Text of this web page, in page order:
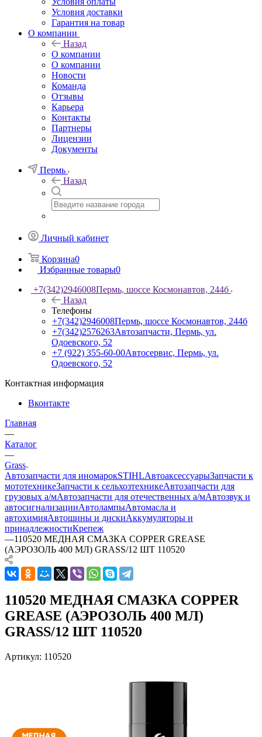
Условия доставки
Гарантия на товар
О компании
Назад
О компании
О компании
Новости
Команда
Отзывы
Карьера
Контакты
Партнеры
Лицензии
Документы
Пермь
Назад
Личный кабинет
Корзина0
Избранные товары0
+7(342)2946008Пермь, шоссе Космонавтов, 244б
Назад
Телефоны
+7(342)2946008Пермь, шоссе Космонавтов, 244б
+7(342)2576263Автозапчасти, Пермь, ул.
Одоевского, 52
+7 (922) 355-60-00Автосервис, Пермь, ул.
Одоевского, 52
Контактная информация
Вконтакте
Главная
—
Каталог
—
Grass
Автозапчасти для иномарокSTIHLАвтоаксессуарыЗапчасти к
мототехникеЗапчасти к сельхозтехникеАвтозапчасти для
грузовых а/мАвтозапчасти для отечественных а/мАвтозвук и
автосигнализацииАвтолампыАвтомасла и
автохимияАвтошины и дискиАккумуляторы и
принадлежностиКрепеж
—110520 МЕДНАЯ СМАЗКА СOPPER GREASE
(АЭРОЗОЛЬ 400 МЛ) GRASS/12 ШТ 110520
110520 МЕДНАЯ СМАЗКА СOPPER
GREASE (АЭРОЗОЛЬ 400 МЛ)
GRASS/12 ШТ 110520
Артикул: 110520